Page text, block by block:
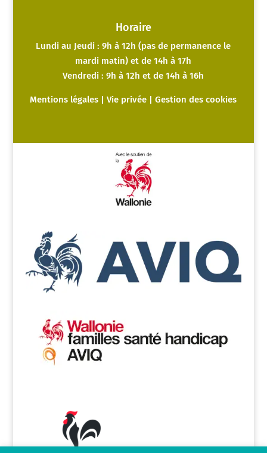
Horaire
Lundi au Jeudi : 9h à 12h (pas de permanence le
mardi matin) et de 14h à 17h
Vendredi : 9h à 12h et de 14h à 16h
Mentions légales |Vie privée |Gestion des cookies